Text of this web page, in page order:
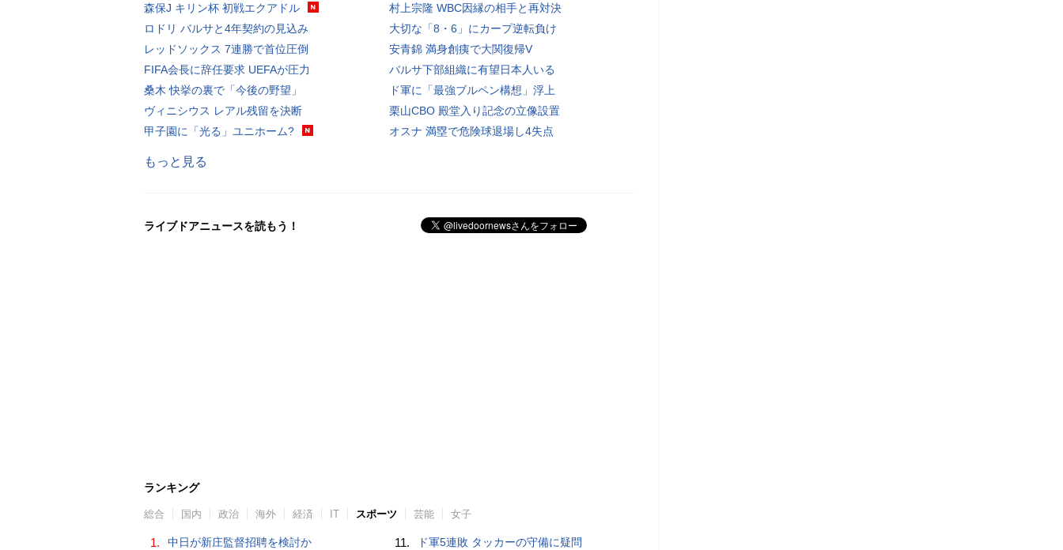
森保J キリン杯 初戦エクアドル
ロドリ バルサと4年契約の見込み
レッドソックス 7連勝で首位圧倒
FIFA会長に辞任要求 UEFAが圧力
桑木 快挙の裏で「今後の野望」
ヴィニシウス レアル残留を決断
甲子園に「光る」ユニホーム?
村上宗隆 WBC因縁の相手と再対決
大切な「8・6」にカープ逆転負け
安青錦 満身創痍で大関復帰V
バルサ下部組織に有望日本人いる
ド軍に「最強ブルペン構想」浮上
栗山CBO 殿堂入り記念の立像設置
オスナ 満塁で危険球退場し4失点
もっと見る
ライブドアニュースを読もう！
ランキング
総合 国内 政治 海外 経済 IT スポーツ 芸能 女子
1. 中日が新庄監督招聘を検討か 11. ド軍5連敗 タッカーの守備に疑問